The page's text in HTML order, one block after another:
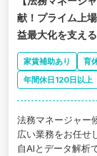
献！プライム上
益最大化を支え
家賃補助あり 育
年間休日120日以上
法務マネージャー
広い業務をお任せ
自AIとデータ解析